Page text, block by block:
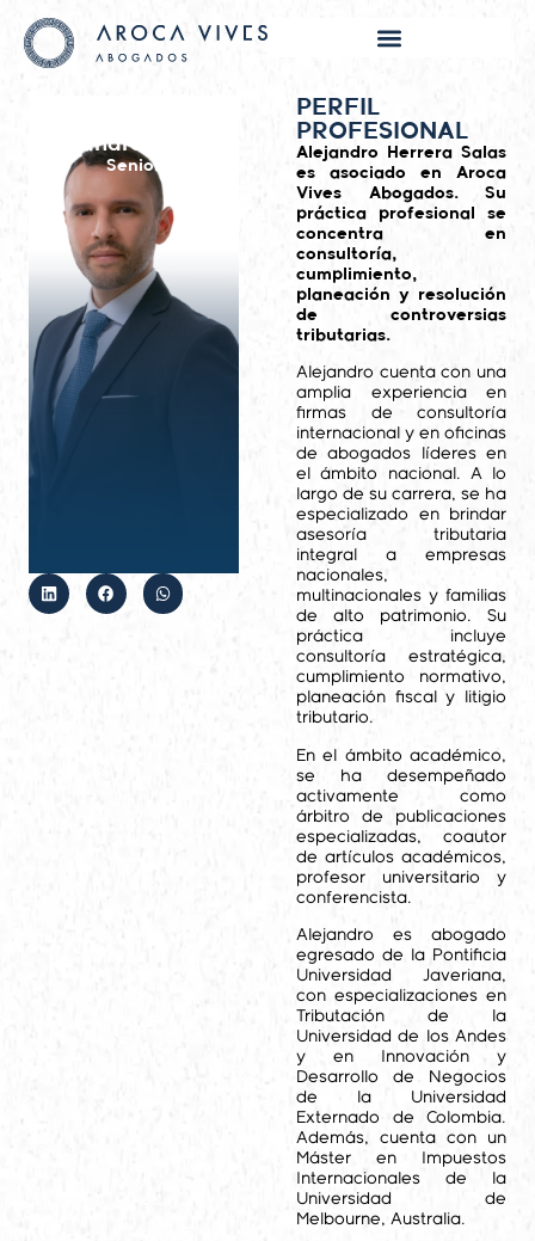
Alejandro Herrera
Senior
PERFIL
PROFESIONAL
Alejandro Herrera Salas
es asociado en Aroca
Vives Abogados. Su
práctica profesional se
concentra en
consultoría,
cumplimiento,
planeación y resolución
de controversias
tributarias.
Alejandro cuenta con una
amplia experiencia en
firmas de consultoría
internacional y en oficinas
de abogados líderes en
el ámbito nacional. A lo
largo de su carrera, se ha
especializado en brindar
asesoría tributaria
integral a empresas
nacionales,
multinacionales y familias
de alto patrimonio. Su
práctica incluye
consultoría estratégica,
cumplimiento normativo,
planeación fiscal y litigio
tributario.
En el ámbito académico,
se ha desempeñado
activamente como
árbitro de publicaciones
especializadas, coautor
de artículos académicos,
profesor universitario y
conferencista.
Alejandro es abogado
egresado de la Pontificia
Universidad Javeriana,
con especializaciones en
Tributación de la
Universidad de los Andes
y en Innovación y
Desarrollo de Negocios
de la Universidad
Externado de Colombia.
Además, cuenta con un
Máster en Impuestos
Internacionales de la
Universidad de
Melbourne, Australia.